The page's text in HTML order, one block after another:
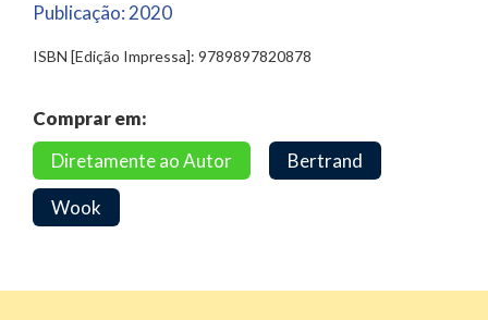
Publicação:2020
ISBN [Edição Impressa]: 9789897820878
Comprar em:
Diretamente ao Autor
Bertrand
Wook